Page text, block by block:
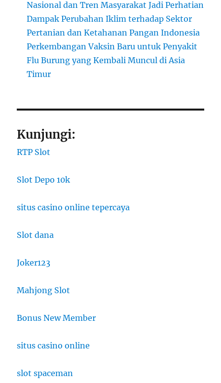
Nasional dan Tren Masyarakat Jadi Perhatian
Dampak Perubahan Iklim terhadap Sektor
Pertanian dan Ketahanan Pangan Indonesia
Perkembangan Vaksin Baru untuk Penyakit
Flu Burung yang Kembali Muncul di Asia
Timur
Kunjungi:
RTP Slot
Slot Depo 10k
situs casino online tepercaya
Slot dana
Joker123
Mahjong Slot
Bonus New Member
situs casino online
slot spaceman